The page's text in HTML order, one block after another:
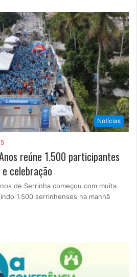
Notícias
reúne 1.500 participantes
celebração
de Serrinha começou com muita
1.500 serrinhenses na manhã